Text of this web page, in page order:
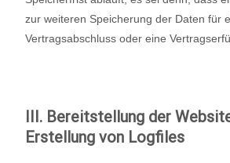
zur weiteren Speicherung der Daten für
Vertragsabschluss oder eine
III. Bereitstellung der
Erstellung von Logfiles